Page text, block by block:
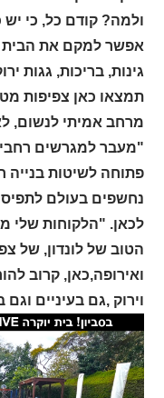
ולמה? קודם כל, כי
אפשר למקם את הבית
גינות, בריכות, גגות
תמצאו כאן צפיפות
מרחב אמיתי לנשום,
"מעבר למגרשים רחבי
פתוחה לשיטות בנייה
נחשפים בעולם
לכאן. "הלקוחות שלי
הטוב של לונדון, של
ואירופה,כאן, קרוב
וירוק ,גם בעיניים וגם